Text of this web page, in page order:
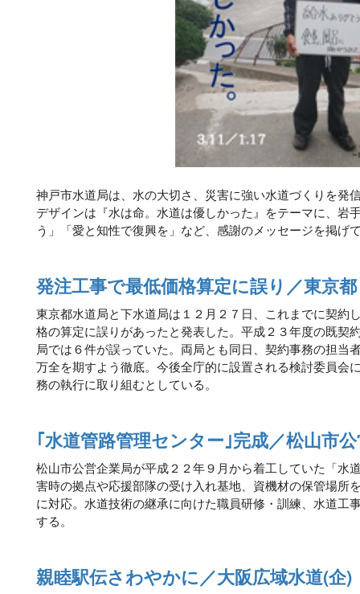
神戸市水道局は、水の大切さ、災害に強い水道づくりを発
デザインは『水は命。水道は優しかった』をテーマに、岩
う」「愛と知性で復興を」など、感謝のメッセージを掲げ
発注工事で最低価格算定に誤り／東京都
東京都水道局と下水道局は１２月２７日、これまでに契約
格の算定に誤りがあったと発表した。平成２３年度の既契
局では６件が誤っていた。両局とも同日、契約事務の担当
万全を期すよう徹底。今後全庁的に設置される検討委員会
務の執行に取り組むとしている。
｢水道管路管理センター｣完成／松山市
松山市公営企業局が平成２２年９月から着工していた「水
害時の拠点や応援部隊の受け入れ基地、資機材の保管場所
に対応。水道技術の継承に向けた職員研修・訓練、水道工
する。
親睦駅伝さわやかに／大阪広域水道(企)